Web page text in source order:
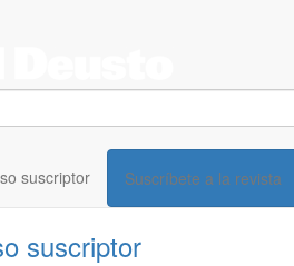
suscriptor Suscríbete a la revista
a Harvard Deusto
suscriptor